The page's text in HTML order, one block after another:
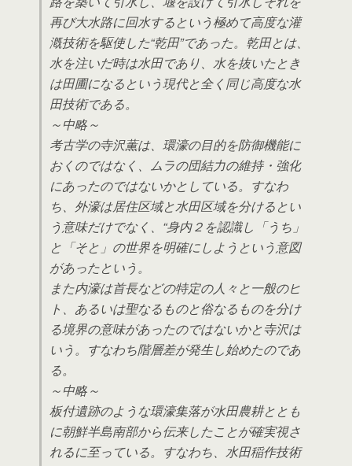
再び大水路に回水するという極めて高度な灌
漑技術を駆使した“乾田”であった。乾田とは、
水を注いだ時は水田であり、水を抜いたとき
は田圃になるという現代と全く同じ高度な水
田技術である。
～中略～
考古学の寺沢薫は、環濠の目的を防御機能に
おくのではなく、ムラの団結力の維持・強化
にあったのではないかとしている。すなわ
ち、外濠は居住区域と水田区域を分けるとい
う意味だけでなく、“身内２を認識し「うち」
と「そと」の世界を明確にしようという意図
があったという。
また内濠は首長などの特定の人々と一般のヒ
ト、あるいは聖なるものと俗なるものを分け
る境界の意味があったのではないかと寺沢は
いう。すなわち階層差が発生し始めたのであ
る。
～中略～
板付遺跡のような環濠集落が水田農耕ととも
に朝鮮半島南部から伝来したことが確実視さ
れるに至っている。すなわち、水田稲作技術